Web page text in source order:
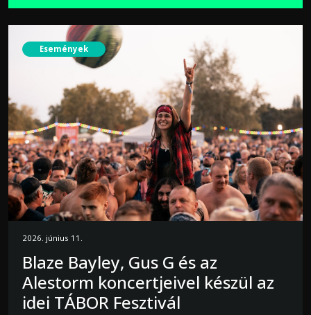
Események
2026. június 11.
Blaze Bayley, Gus G és az
Alestorm koncertjeivel készül az
idei TÁBOR Fesztivál